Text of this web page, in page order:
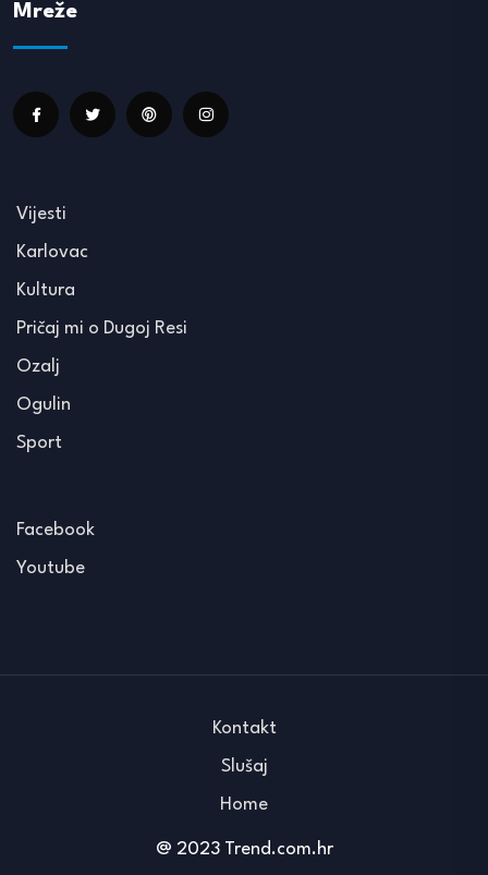
Mreže
Vijesti
Karlovac
Kultura
Pričaj mi o Dugoj Resi
Ozalj
Ogulin
Sport
Facebook
Youtube
@ 2023 Trend.com.hr
Kontakt
Slušaj
Home